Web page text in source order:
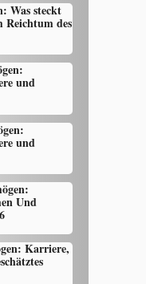
Was steckt
des
und
und
Und
Karriere,